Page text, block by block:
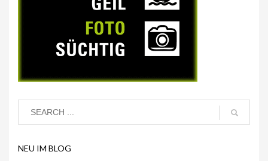
NEU IM BLOG